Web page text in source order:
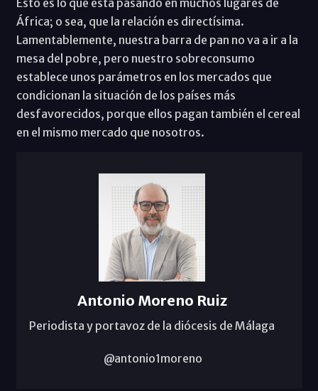
África; o sea, que la relación es directísima.
Lamentablemente, nuestra barra de pan no va a ir a la
mesa del pobre, pero nuestro sobreconsumo
establece unos parámetros en los mercados que
condicionan la situación de los países más
desfavorecidos, porque ellos pagan también el cereal
en el mismo mercado que nosotros.
Antonio Moreno Ruiz
Periodista y portavoz de la diócesis de Málaga
@antonio1moreno